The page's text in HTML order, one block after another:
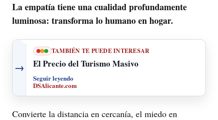
La empatía tiene una cualidad profundamente
luminosa: transforma lo humano en hogar.
→
TAMBIÉN TE PUEDE INTERESAR
El Precio del Turismo Masivo
Seguir leyendo
DSAlicante.com
Convierte la distancia en cercanía, el miedo en